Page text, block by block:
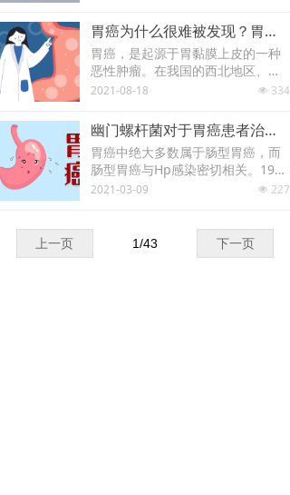
胃癌为什么很难被发现？胃癌的早期信号有哪些？
胃癌，是起源于胃黏膜上皮的一种
恶性肿瘤。在我国的西北地区、东
部沿海地区，胃癌的发病率相比其
以上，且男女发病率比为2：1。在
现代社会中，饮食结构改变，人们
的工作压力增大，及幽门螺杆菌的
感染等诸多因素影响，导致胃癌有
年轻化的倾向。
넶 334
2021-08-18
幽门螺杆菌对于胃癌患者治疗的意义
胃癌中绝大多数属于肠型胃癌，而
肠型胃癌与Hp感染密切相关。1998
年，日本学者Watanabe等首先报
넶 227
2021-03-09
上一页 下一页
1/43